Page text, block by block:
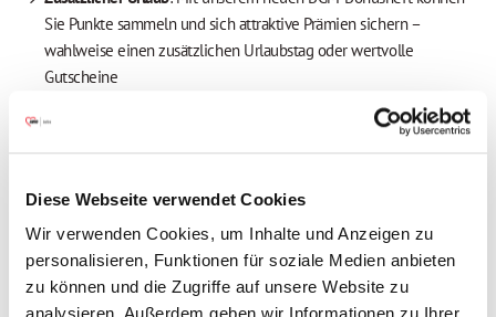
Diese Webseite verwendet Cookies
Wir verwenden Cookies, um Inhalte und Anzeigen zu
personalisieren, Funktionen für soziale Medien anbieten
zu können und die Zugriffe auf unsere Website zu
Sie Punkte sammeln und sich attraktive Prämien sichern –
wahlweise einen zusätzlichen Urlaubstag oder wertvolle
Gutscheine
: Wir bieten eine tarifliche Bezahlung nach
dem TV AWO Bayern, eine Jahressonderzahlung (85 %),
vermögenswirksame Leistungen sowie eine betriebliche
Freuen Sie sich auf Extras, die sich auszahlen
Mitarbeiterbenefits, attraktive Prämien, Fahrradleasing u.v.m.
Herzliches Onboardingmit unserem Welcome-Day für neue
Mitarbeitende und eine professionelle Einarbeitung in einem